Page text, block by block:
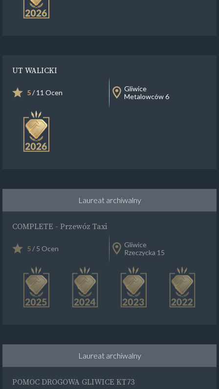
UT WALICKI
5/ 11 Ocen
Gliwice
Metalowców 6
Laureat archiwalny
COMPLETE - Przewóz Taxi
5/ 5 Ocen
Gliwice
Rzeczycka 15
Laureat archiwalny
POMOC DROGOWA GLIWICE KT73